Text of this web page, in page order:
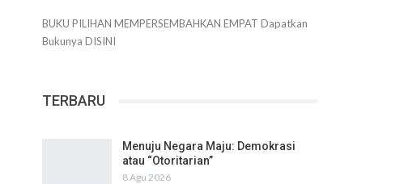
BUKU PILIHAN MEMPERSEMBAHKAN EMPAT Dapatkan
Bukunya DISINI
TERBARU
Menuju Negara Maju: Demokrasi
atau “Otoritarian”
8 Agu 2026